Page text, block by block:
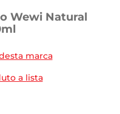
Wewi Natural
marca
a lista